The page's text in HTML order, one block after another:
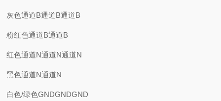
灰色通道B通道B通道B
粉红色通道B通道B
红色通道N通道N通道N
黑色通道N通道N
白色/绿色GNDGNDGND